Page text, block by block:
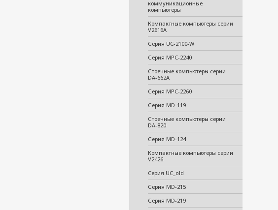
коммуникационные
компьютеры
Компактные компьютеры серии
V2616A
Серия UC-2100-W
Серия MPC-2240
Стоечные компьютеры серии
DA-662A
Серия MPC-2260
Серия MD-119
Стоечные компьютеры серии
DA-820
Серия MD-124
Компактные компьютеры серии
V2426
Cерия UC_old
Серия MD-215
Серия MD-219